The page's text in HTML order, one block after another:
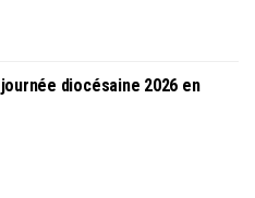
diocésaine 2026 en